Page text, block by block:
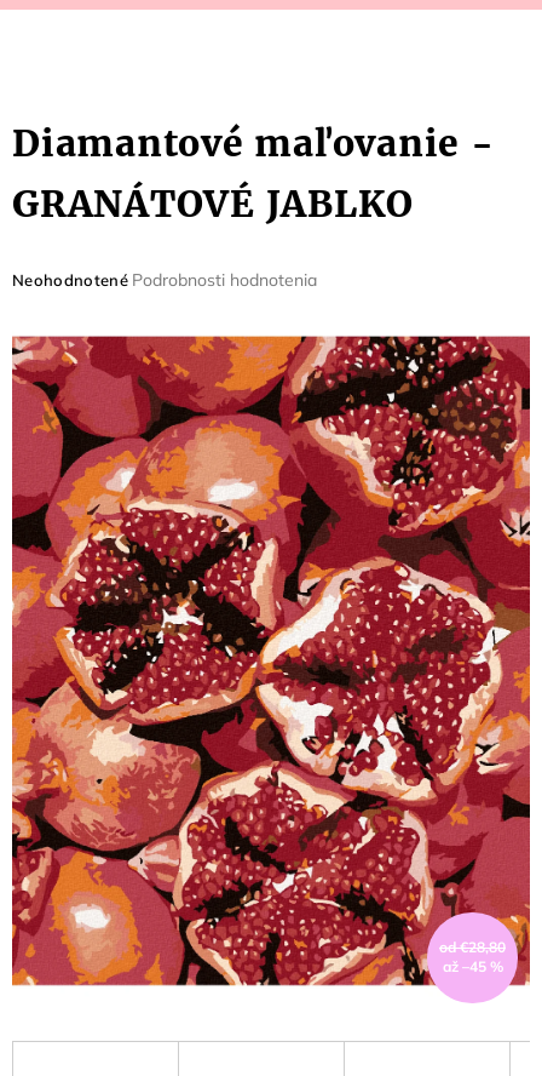
Diamantové maľovanie -
GRANÁTOVÉ JABLKO
Priemerné
je
0,0
z
hviezdičiek.
Neohodnotené Podrobnosti hodnotenia
od €28,80
až –45 %